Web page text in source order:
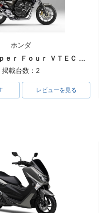
ホンダ
ＣＢ４００Ｓｕｐｅｒ Ｆｏｕｒ ＶＴＥＣ ＳＰＥＣ３
掲載台数：2
レビューを見る